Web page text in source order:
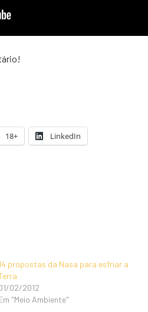
18+ LinkedIn
propostas da Nasa para esfriar a
02/2012
"Meio Ambiente"